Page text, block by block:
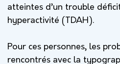
atteintes d’un trouble
hyperactivité (TDAH).
Pour ces personnes, les
rencontrés avec la